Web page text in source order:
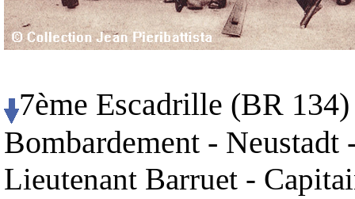
7ème Escadrille (BR
Bombardement -
Lieutenant Barruet -